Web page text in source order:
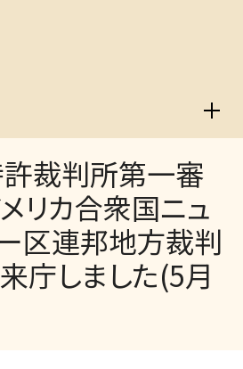
裁判所第一審
リカ合衆国ニュ
区連邦地方裁判
庁しました(5月